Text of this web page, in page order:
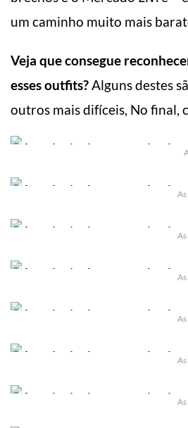
um caminho muito mais
Veja que consegue
esses outfits?Alguns destes
outros mais difíceis, No final,